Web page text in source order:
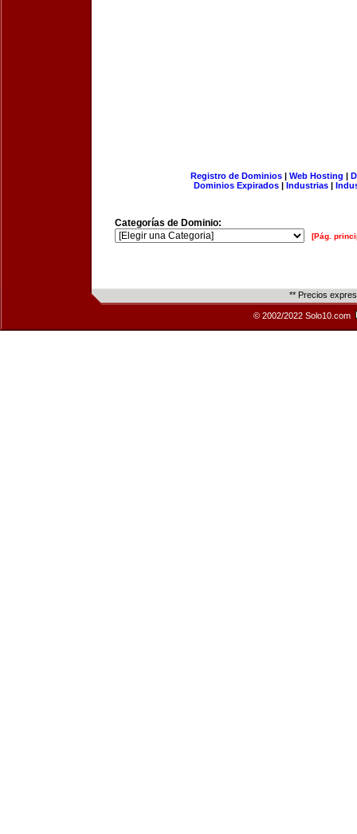
Registro de Dominios| Web Hosting |
Dominios Expirados | Industrias |
Categorías de Dominio:
[Pág.
** Precios
© 2002/2022 Solo10.com